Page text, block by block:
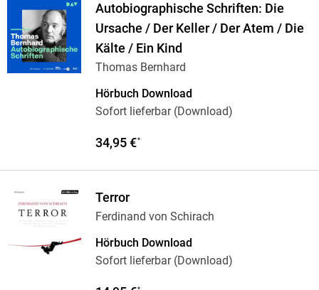
Autobiographische Schriften: Die
Ursache / Der Keller / Der Atem / Die
Kälte / Ein Kind
Thomas Bernhard
Hörbuch Download
Sofort lieferbar (Download)
34,95 €*
Terror
Ferdinand von Schirach
Hörbuch Download
Sofort lieferbar (Download)